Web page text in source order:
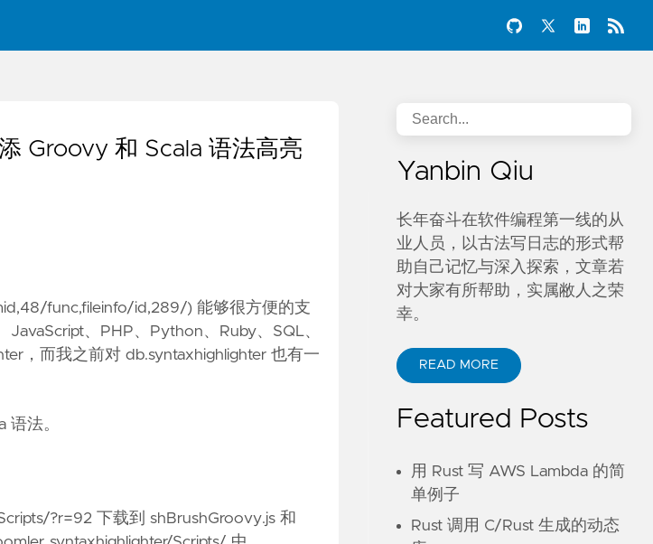
Groovy 和 Scala 语法高亮
func,fileinfo/id,289/) 能够很方便的支
、PHP、Python、Ruby、SQL、
，而我之前对 db.syntaxhighlighter 也有一
语法。
?r=92 下载到 shBrushGroovy.js 和
Yanbin Qiu
长年奋斗在软件编程第一线的从
业人员，以古法写日志的形式帮
助自己记忆与深入探索，文章若
对大家有所帮助，实属敝人之荣
幸。
READ MORE
Featured Posts
用 Rust 写 AWS Lambda 的简
单例子
Rust 调用 C/Rust 生成的动态